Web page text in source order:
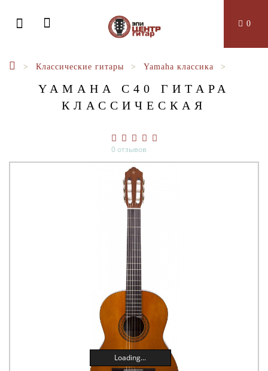
0
Классические гитары Yamaha классика
YAMAHA C40 ГИТАРА
КЛАССИЧЕСКАЯ
0 отзывов
Loading...